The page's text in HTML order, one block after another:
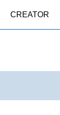
CREATOR